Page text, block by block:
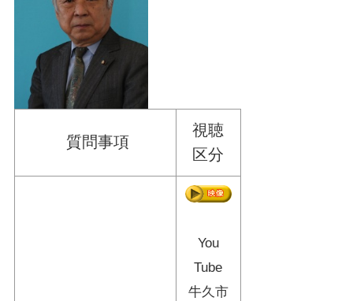
質問事項
視聴
区分
You
Tube
牛久市